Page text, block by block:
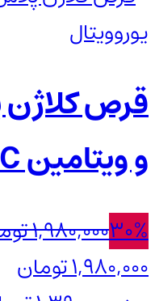
قرص کلاژن
و ویتامین C یوروویتال
30%
1,980,000
1,980,000 تومان